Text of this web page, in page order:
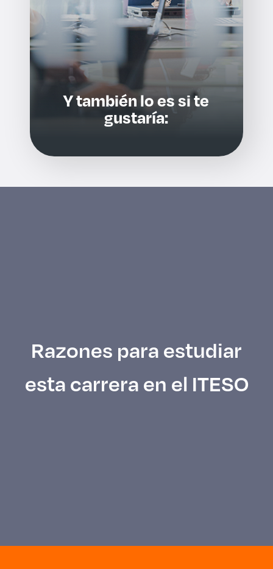
Y también lo es si te
gustaría:
Razones para estudiar
esta carrera en el ITESO